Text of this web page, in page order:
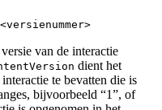
van de interactie
dient het
te bevatten die is
bijvoorbeeld “1”, of